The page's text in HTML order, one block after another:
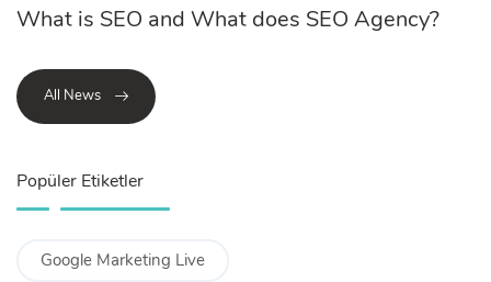
What is SEO and What does SEO Agency?
All News
Popüler Etiketler
Google Marketing Live